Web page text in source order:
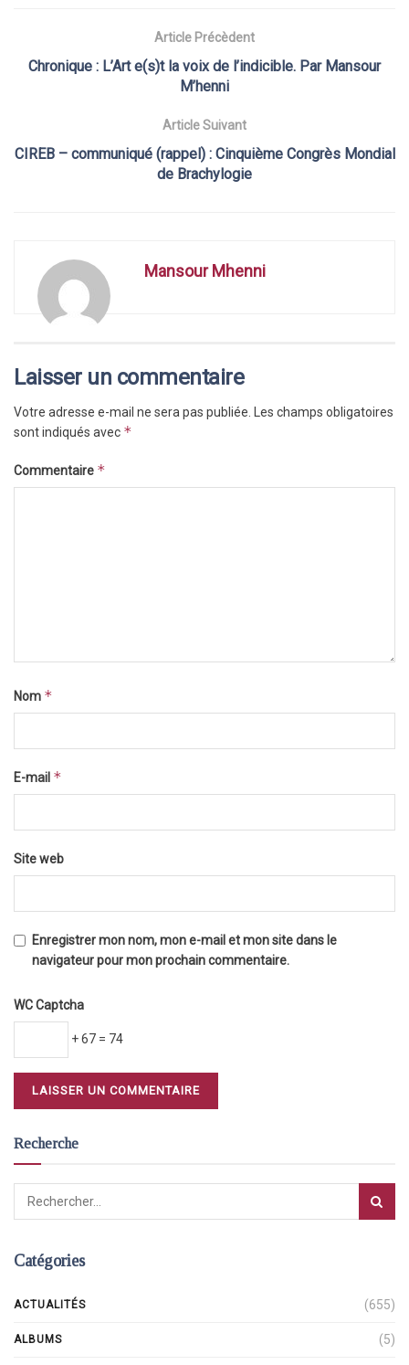
Article Précèdent
Chronique : L’Art e(s)t la voix de l’indicible. Par Mansour
M’henni
Article Suivant
CIREB – communiqué (rappel) : Cinquième Congrès Mondial
de Brachylogie
Mansour Mhenni
Laisser un commentaire
Votre adresse e-mail ne sera pas publiée.
Les champs obligatoires
sont indiqués avec *
Commentaire *
Nom *
E-mail *
Site web
Enregistrer mon nom, mon e-mail et mon site dans le
navigateur pour mon prochain commentaire.
WC Captcha
+ 67 = 74
Recherche
Catégories
ACTUALITÉS (655)
ALBUMS (5)